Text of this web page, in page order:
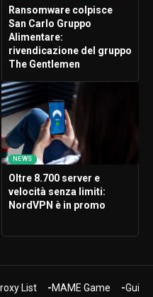
Ransomware colpisce
San Carlo Gruppo
Alimentare:
rivendicazione del gruppo
The Gentlemen
NEWS
Oltre 8.700 server e
velocità senza limiti:
NordVPN è in promo
List MAME Game Guide